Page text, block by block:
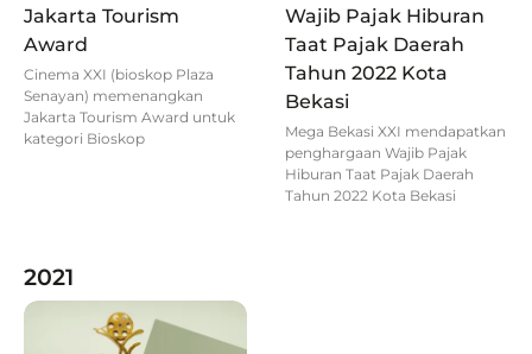
Jakarta Tourism
Award
Cinema XXI (bioskop Plaza
Senayan) memenangkan
Jakarta Tourism Award untuk
kategori Bioskop
Wajib Pajak Hiburan
Taat Pajak Daerah
Tahun 2022 Kota
Bekasi
Mega Bekasi XXI mendapatkan
penghargaan Wajib Pajak
Hiburan Taat Pajak Daerah
Tahun 2022 Kota Bekasi
2021